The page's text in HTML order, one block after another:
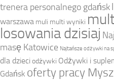
trenera personalnego gdańsk
warszawa muli multi wyniki
losowania dzisiaj
masę Katowice Najtańsze odżywki na
dla dzieci odżywki Odżywki i
Gdańsk oferty pracy